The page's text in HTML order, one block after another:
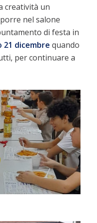
creatività un
nel salone
di festa in
21 dicembre quando
per continuare a